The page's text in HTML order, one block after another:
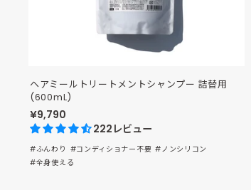
ヘアミールトリートメントシャンプー 詰替用
(600mL)
¥9,790
222レビュー
#ふんわり #コンディショナー不要 #ノンシリコン
#全身使える